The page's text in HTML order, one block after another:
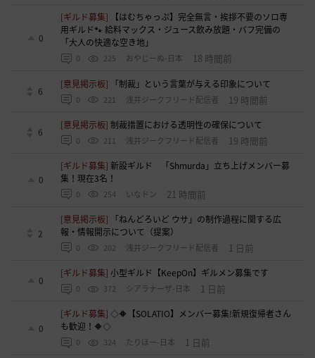
0
[ギルド募集]
【はむちゃっぷ】完全無言・挨拶不要のソロ専
用ギルド🐾 給料マックス・ジュース飲み放題・バフ完備の
「大人の快適な空き地」
0 225 おやじーぬ-日本 18 時間前
6
[意見掲示板] 「制裁」という言葉が与える印象について
0 221 浅井ジークフリード配信者 19 時間前
6
[意見掲示板]制裁措置における透明性の確保について
0 211 浅井ジークフリード配信者 19 時間前
0
[ギルド募集]新設ギルド 「Shmurda」立ち上げメンバー募
集！現在3名！
0 254 いなドン 21 時間前
2
[意見掲示板]
「ねんどろいど ウサ」の制作過程に関する広
報・情報開示について（提案）
0 202 浅井ジークフリード配信者 1 日前
0
[ギルド募集]小型ギルド【KeepOn】ギルメン募集です
0 372 シアラナーザ-日本 1 日前
0
[ギルド募集]◇🔶【SOLATIO】メンバー募集!新規復帰者さん
も歓迎！🔶◇
0 324 たりほー-日本 1 日前